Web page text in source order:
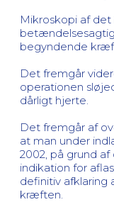
Mikroskopi af
begyndende
Det fremgår
operationen
dårligt hjerte.
Det fremgår af
at man under
2002, på grund
indikation for
definitiv afklaring
kræften.